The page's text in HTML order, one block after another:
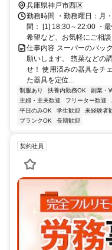
兵庫県神戸市西区
勤務時間 ・勤務曜日：月
間： [1] 18:30～22:00 ・
希望など、お気軽にご相
仕事内容 スーパーのバッ
願いします。 惣菜などの
せ！ 使用済みの器具をチ
た器具を定位...
制服あり 扶養内勤務OK 副業・
主婦・主夫歓迎
フリーター歓迎
平日のみOK
学生歓迎 未経験者
ブランクOK
長期歓迎
契約社員